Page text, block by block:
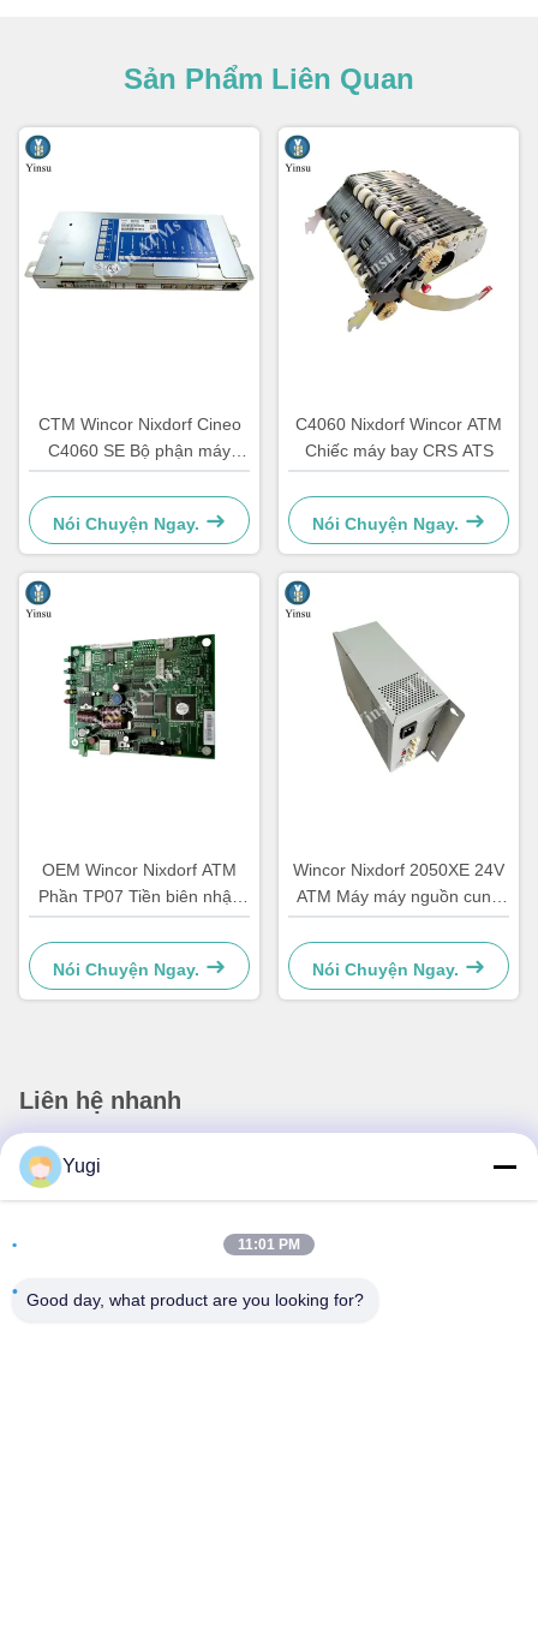
Sản Phẩm Liên Quan
CTM Wincor Nixdorf Cineo
C4060 SE Bộ phận máy
ATM Điện tử đặc biệt
1750147868
Nói Chuyện Ngay.
C4060 Nixdorf Wincor ATM
Chiếc máy bay CRS ATS
Nói Chuyện Ngay.
OEM Wincor Nixdorf ATM
Phần TP07 Tiền biên nhận
Máy in PCB chính Controller
Board 01750063547
Nói Chuyện Ngay.
Wincor Nixdorf 2050XE 24V
ATM Máy máy nguồn cung
cấp năng lượng
Nói Chuyện Ngay.
Liên hệ nhanh
Địa chỉ
Shunjiang, thị trấn Beijiao, Foshan, Quảng Đông, Trung
Yugi
11:01 PM
Good day, what product are you looking for?